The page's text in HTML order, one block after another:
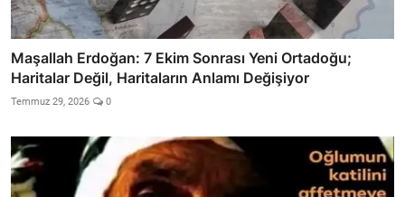
Maşallah Erdoğan: 7 Ekim Sonrası Yeni Ortadoğu;
Haritalar Değil, Haritaların Anlamı Değişiyor
Temmuz 29, 2026 0